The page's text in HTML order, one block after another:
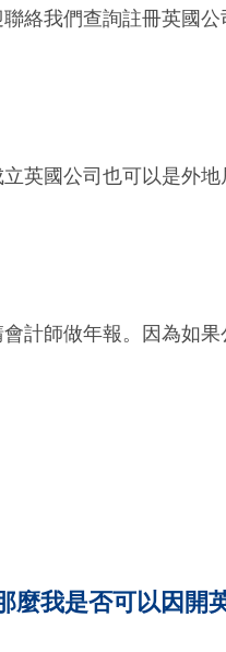
絡我們查詢註冊英國公
英國公司也可以是外地
計師做年報。因為如
我是否可以因開